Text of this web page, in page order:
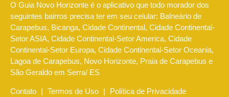
O Guia Novo Horizonte é o aplicativo que todo morador dos
seguintes bairros precisa ter em seu celular: Balneário de
Carapebus, Bicanga, Cidade Continental, Cidade Continental-
Setor ASIA, Cidade Continental-Setor America, Cidade
Continental-Setor Europa, Cidade Continental-Setor Oceania,
Lagoa de Carapebus, Novo Horizonte, Praia de Carapebus e
São Geraldo em Serra/ ES
Contato | Termos de Uso | Política de Privacidade